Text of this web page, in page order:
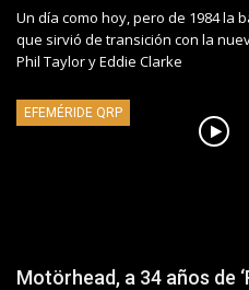
Un día como hoy, pero de 1984 la
que sirvió de transición con la
Phil Taylor y Eddie Clarke
EFEMÉRIDE QRP
Motörhead, a 34 años de